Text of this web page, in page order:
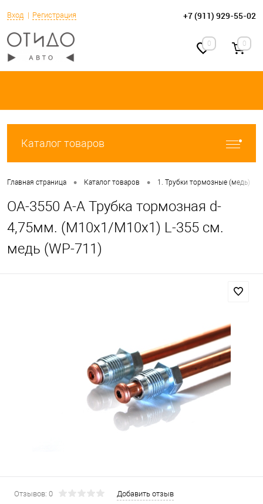
Вход Регистрация +7 (911) 929-55-02
0 0
Каталог товаров
Главная страница • Каталог товаров • 1. Трубки тормозные (медь)
OA-3550 A-A Трубка тормозная d-
4,75мм. (М10х1/М10х1) L-355 см.
медь (WP-711)
Отзывов: 0
Добавить отзыв